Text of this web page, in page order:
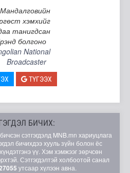
Мандалговийн
хэмхийг
танигдсан
болгоно
National
Broadcaster
ТҮГЭЭХ
БИЧИХ:
сэтгэгдэлд MNB.mn хариуцлага
бичихдээ хууль зүйн болон ёс
үү. Хэм хэмжээг зөрчсөн
Сэтгэгдэлтэй холбоотой санал
утсаар хүлээн авна.